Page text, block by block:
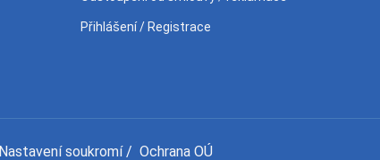
Přihlášení / Registrace
Nastavení soukromí/ Ochrana OÚ